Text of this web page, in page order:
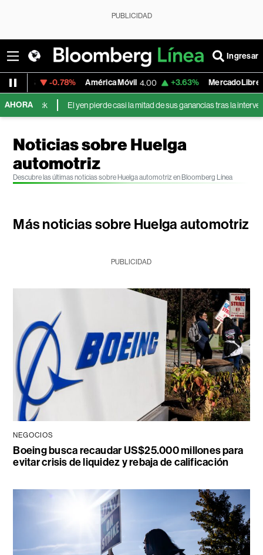
PUBLICIDAD
Ingresar
-0.78% América Móvil 4.00 +3.63% MercadoLibre 1,826.17
AHORAEl yen pierde casi la mitad de sus ganancias tras la intervención
Noticias sobre Huelga
automotriz
Descubre las últimas noticias sobre Huelga automotriz en Bloomberg Línea
Más noticias sobre Huelga automotriz
PUBLICIDAD
NEGOCIOS
Boeing busca recaudar US$25.000 millones para
evitar crisis de liquidez y rebaja de calificación